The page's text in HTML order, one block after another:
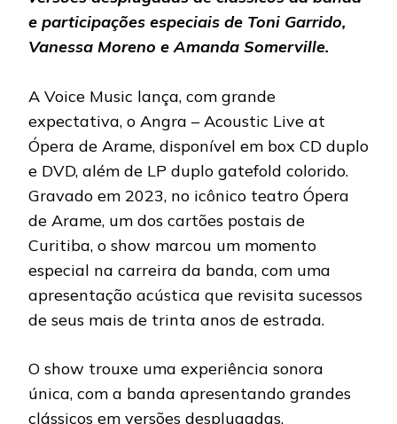
e participações especiais de Toni Garrido,
Vanessa Moreno e Amanda Somerville.
A Voice Music lança, com grande
expectativa, o Angra – Acoustic Live at
Ópera de Arame, disponível em box CD duplo
e DVD, além de LP duplo gatefold colorido.
Gravado em 2023, no icônico teatro Ópera
de Arame, um dos cartões postais de
Curitiba, o show marcou um momento
especial na carreira da banda, com uma
apresentação acústica que revisita sucessos
de seus mais de trinta anos de estrada.
O show trouxe uma experiência sonora
única, com a banda apresentando grandes
clássicos em versões desplugadas,